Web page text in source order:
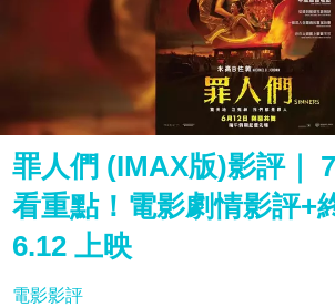
罪人們 (IMAX版)影評｜
看重點！電影劇情影評+
6.12 上映
電影影評